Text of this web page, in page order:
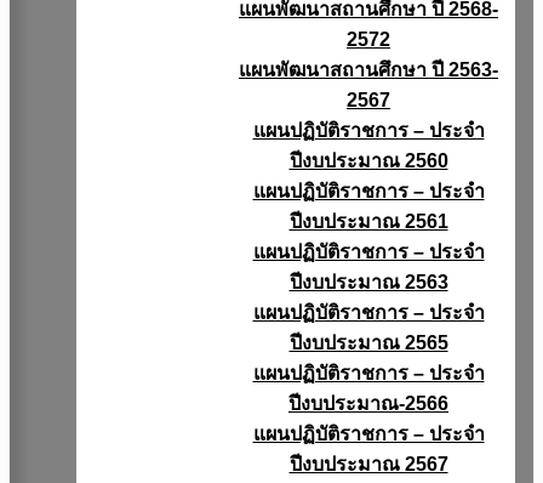
แผนพัฒนาสถานศึกษา ปี 2568-
2572
แผนพัฒนาสถานศึกษา ปี 2563-
2567
แผนปฏิบัติราชการ – ประจำ
ปีงบประมาณ 2560
แผนปฏิบัติราชการ – ประจำ
ปีงบประมาณ 2561
แผนปฏิบัติราชการ – ประจำ
ปีงบประมาณ 2563
แผนปฏิบัติราชการ – ประจำ
ปีงบประมาณ 2565
แผนปฏิบัติราชการ – ประจำ
ปีงบประมาณ-2566
แผนปฏิบัติราชการ – ประจำ
ปีงบประมาณ 2567